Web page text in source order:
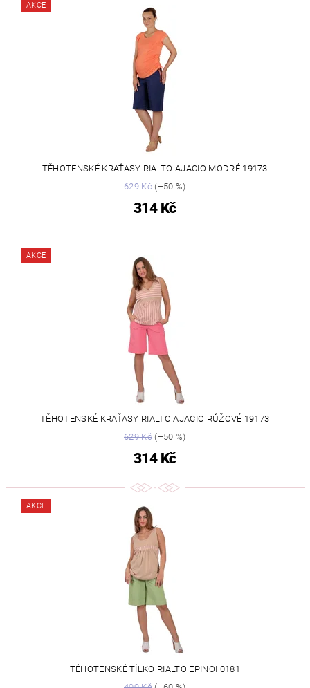
AKCE
TĚHOTENSKÉ KRAŤASY RIALTO AJACIO MODRÉ 19173
629 Kč(–50 %)
314 Kč
AKCE
TĚHOTENSKÉ KRAŤASY RIALTO AJACIO RŮŽOVÉ 19173
629 Kč(–50 %)
314 Kč
AKCE
TĚHOTENSKÉ TÍLKO RIALTO EPINOI 0181